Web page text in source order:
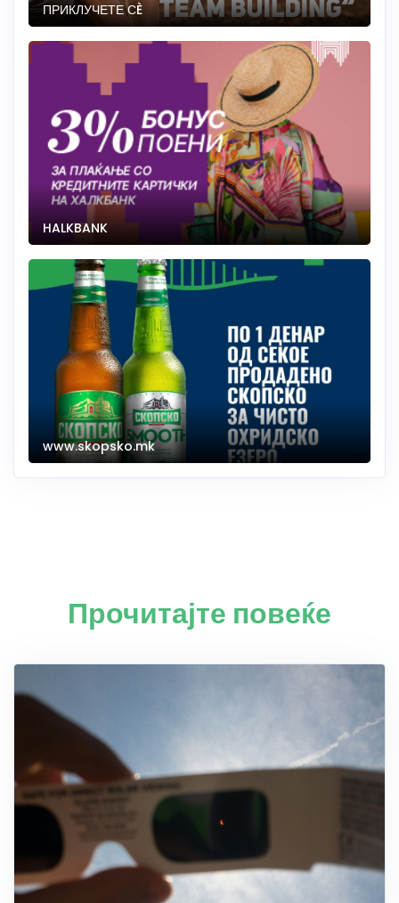
ПРИКЛУЧЕТЕ СÈ
HALKBANK
www.skopsko.mk
Прочитајте повеќе